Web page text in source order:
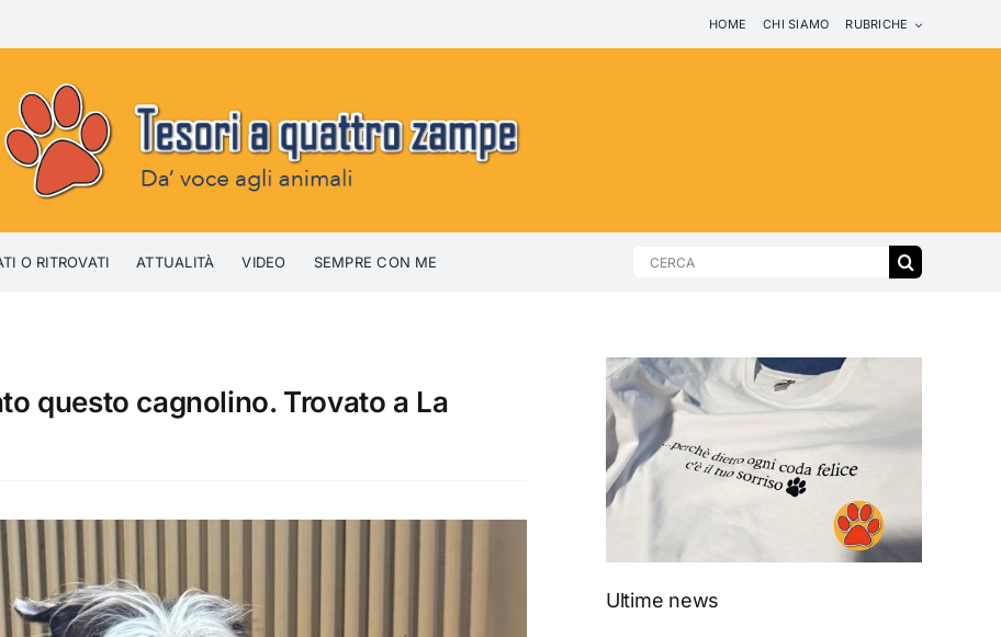
HOME CHI SIAMO RUBRICHE
O RITROVATI ATTUALITÀ VIDEO SEMPRE CON ME
Search
questo cagnolino. Trovato a La
Ultime news